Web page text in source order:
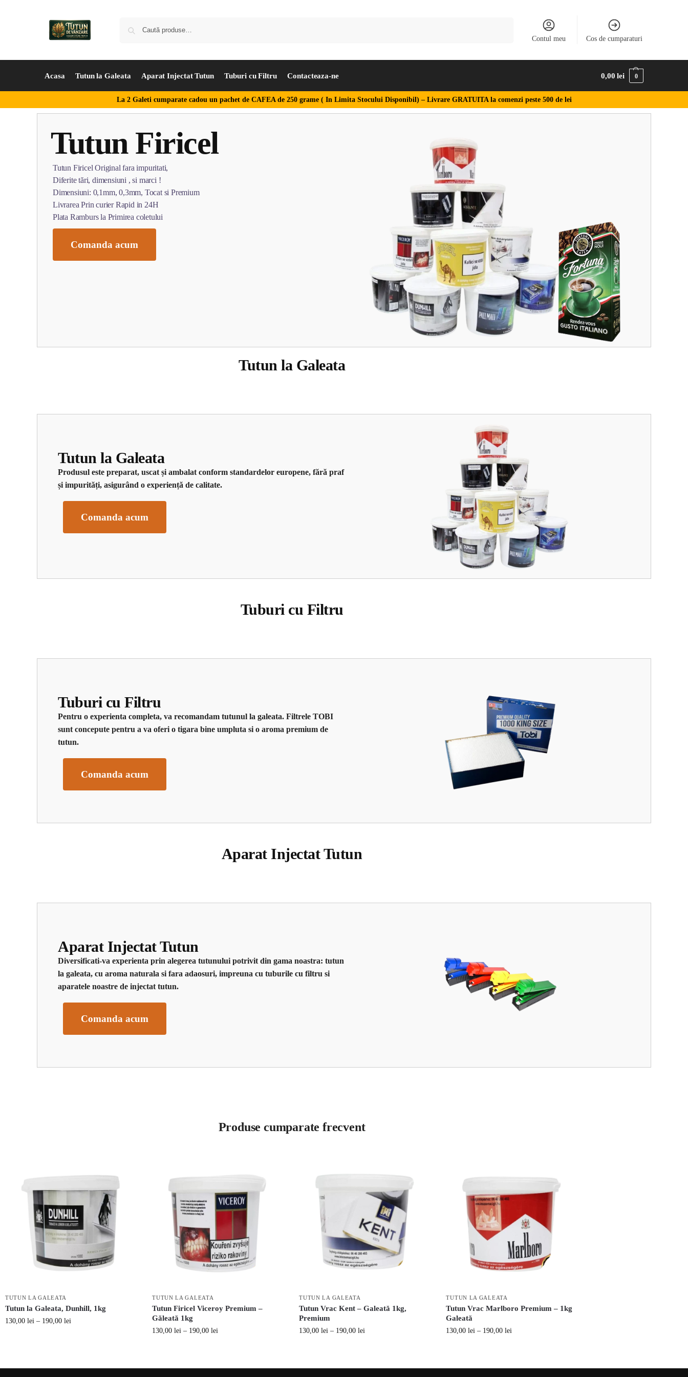
Contul meu Cos de cumparaturi
Acasa Tutun la Galeata Aparat Injectat Tutun Tuburi cu Filtru Contacteaza-ne 0,00lei 0
La 2 Galeti cumparate cadou un pachet de CAFEA de 250 grame ( In Limita Stocului Disponibil) – Livrare GRATUITA la comenzi peste 500 de lei
Tutun Firicel
Tutun Firicel Original fara impuritati,
Diferite tări, dimensiuni , si marci !
Dimensiuni: 0,1mm, 0,3mm, Tocat si Premium
Livrarea Prin curier Rapid in 24H
Plata Ramburs la Primirea coletului
Comanda acum
Tutun la Galeata
Tutun la Galeata
Produsul este preparat, uscat și ambalat conform standardelor europene, fără praf
și impurități, asigurând o experiență de calitate.
Comanda acum
Tuburi cu Filtru
Tuburi cu Filtru
Pentru o experienta completa, va recomandam tutunul la galeata. Filtrele TOBI
sunt concepute pentru a va oferi o tigara bine umpluta si o aroma premium de
tutun.
Comanda acum
Aparat Injectat Tutun
Aparat Injectat Tutun
Diversificati-va experienta prin alegerea tutunului potrivit din gama noastra: tutun
la galeata, cu aroma naturala si fara adaosuri, impreuna cu tuburile cu filtru si
aparatele noastre de injectat tutun.
Comanda acum
Produse cumparate frecvent
TUTUN LA GALEATA
Tutun la Galeata, Dunhill, 1kg
130,00 lei – 190,00 lei
TUTUN LA GALEATA
Tutun Firicel Viceroy Premium –
Găleată 1kg
130,00lei – 190,00lei
TUTUN LA GALEATA
Tutun Vrac Kent – Galeată 1kg,
Premium
130,00lei – 190,00lei
TUTUN LA GALEATA
Tutun Vrac Marlboro Premium – 1kg
Galeată
130,00lei – 190,00lei